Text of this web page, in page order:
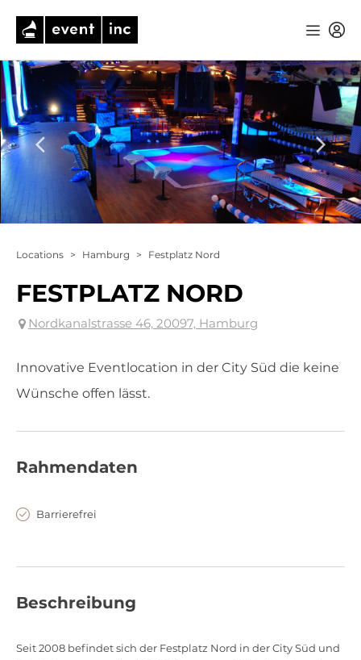
Locations > Hamburg > Festplatz Nord
FESTPLATZ NORD
Nordkanalstrasse 46, 20097, Hamburg
Innovative Eventlocation in der City Süd die keine
Wünsche offen lässt.
Rahmendaten
Barrierefrei
Beschreibung
Seit 2008 befindet sich der Festplatz Nord in der City Süd und